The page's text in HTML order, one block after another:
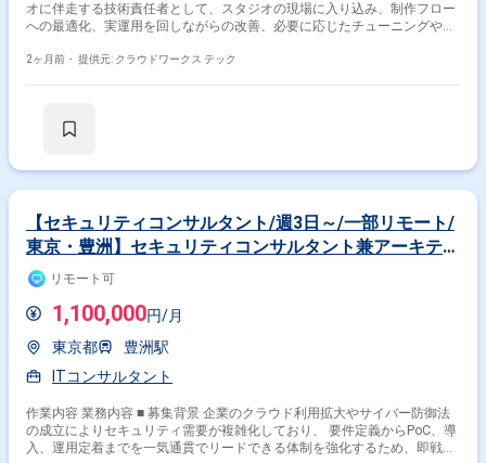
オに伴走する技術責任者として、スタジオの現場に入り込み、制作フロー
への最適化、実運用を回しながらの改善、必要に応じたチューニングや軽
ていただきます。 ■担当工程（業務範囲） 【導入・運用支援（中核業
ト／リソース枠を前提とした運用計画・優先度設計 【改善・最適化】 ・
ク ■稼働について 状況に応じて顧客先に出向いていただく可能性がござい
ます。 関わるサービス・プロダクト ■企業について アニメ×生成AIのスタ
ートアップ企業です。生成AIを活用してアニメ制作の工程を革新し、日本
発の技術で表現の自由と現場の持続性を両立させる未来を目指していま
す。国内外のトップ企業で経験を積んだエンジニアが多数在籍する少数精
鋭のチームです。 ■プロダクトについて アニメ制作における課題の大きい
工程（線画・中割・検査・仕上げ周辺など）をAIで自動化し、少人数でも
高品質な映像制作を可能にする「次世代アニメ制作OS」を開発・提供して
います。現在はアニメスタジオやIPホルダーと共にPoCを推進中です。 ■
募集背景 アニメの制作現場が抱える国内アニメーターの減少や過重労働、
をアニメスタジオの現場に根付かせるための技術責任者が不足していま
す。スタジオごとに制作OSを最適化し、現場に伴走できる人材を募集しま
す。
2ヶ月前・ 提供元: クラウドワークス テック
【セキュリティコンサルタント/週3日～/一部リモート/
東京・豊洲】セキュリティコンサルタント兼アーキテク
ト業務案件
リモート可
1,100,000円/月
東京都
豊洲駅
ITコンサルタント
作業内容 業務内容 ■ 募集背景 企業のクラウド利用拡大やサイバー防御法
の成立によりセキュリティ需要が複雑化しており、 要件定義からPoC、導
入、運用定着までを一気通貫でリードできる体制を強化するため、即戦力